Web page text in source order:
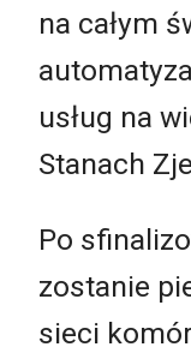
na całym
usług na
Stanach
Po
zostanie
sieci